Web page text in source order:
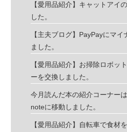
【愛用品紹介】キャットアイ
した。
【主夫ブログ】PayPayにマ
ました。
【愛用品紹介】お掃除ロボッ
ーを交換しました。
今月読んだ本の紹介コーナー
noteに移動しました。
【愛用品紹介】自転車で食材